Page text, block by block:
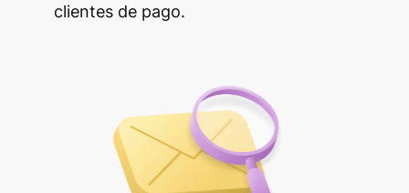
clientes de pago.